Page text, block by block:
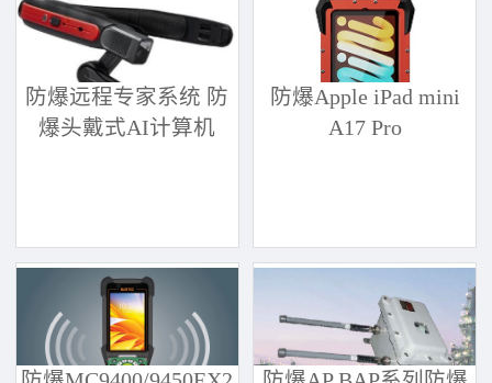
防爆远程专家系统 防
爆头戴式AI计算机
防爆Apple iPad mini
A17 Pro